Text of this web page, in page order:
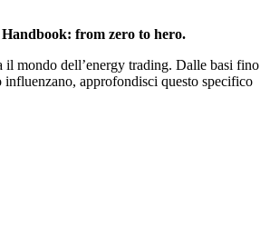
from zero to hero.
il mondo dell’energy trading. Dalle basi fino
influenzano, approfondisci questo specifico